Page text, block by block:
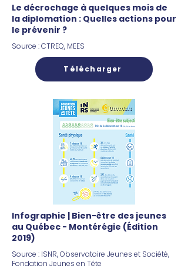
Le décrochage à quelques mois de
la diplomation : Quelles actions pour
le prévenir ?
​Source : CTREQ, MEES
Télécharger
Infographie | Bien-être des jeunes
au Québec - Montérégie (Édition
2019)
​Source : ISNR, Observatoire Jeunes et Société,
Fondation Jeunes en Tête